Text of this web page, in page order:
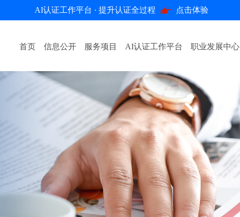
AI认证工作平台 · 提升认证全过程 点击体验
首页 信息公开 服务项目 AI认证工作平台 职业发展中心